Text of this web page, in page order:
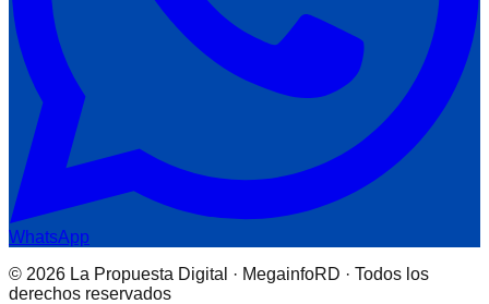
WhatsApp
© 2026 La Propuesta Digital · MegainfoRD · Todos los
derechos reservados